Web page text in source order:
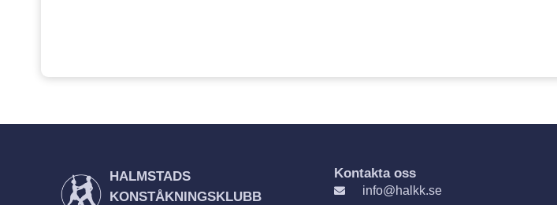
HALMSTADS
KONSTÅKNINGSKLUBB
Kontakta oss
info@halkk.se